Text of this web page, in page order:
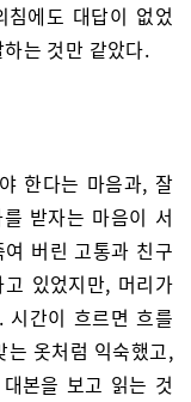
에도 대답이 없었
는 것만 같았다.
한다는 마음과, 잘
받자는 마음이 서
버린 고통과 친구
있었지만, 머리가
시간이 흐르면 흐를
옷처럼 익숙했고,
본을 보고 읽는 것